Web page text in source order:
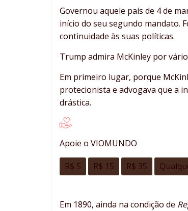
Governou aquele país de 4 de
início do seu segundo mandato.
continuidade às suas políticas.
Trump admira McKinley por
Em primeiro lugar, porque
protecionista e advogava que a
drástica.
Apoie o VIOMUNDO
R$ 5 R$ 15 R$ 35
Em 1890, ainda na condição de